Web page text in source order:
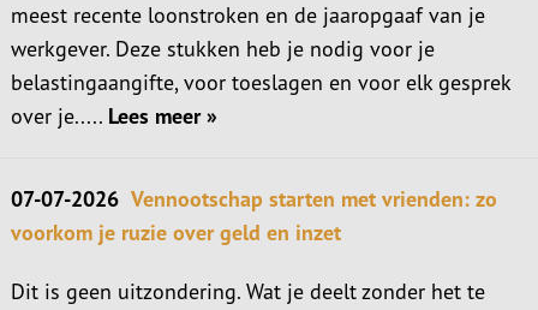
meest recente loonstroken en de jaaropgaaf van je
werkgever. Deze stukken heb je nodig voor je
belastingaangifte, voor toeslagen en voor elk gesprek
over je..... Lees meer »
07-07-2026 Vennootschap starten met vrienden: zo
voorkom je ruzie over geld en inzet
Dit is geen uitzondering. Wat je deelt zonder het te